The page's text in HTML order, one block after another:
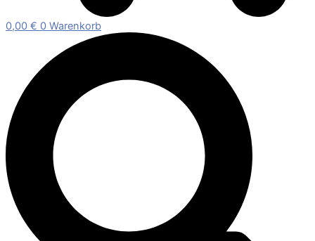
0,00 € 0 Warenkorb